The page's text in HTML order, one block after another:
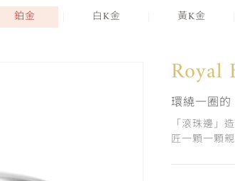
鉑金 白K金 黃K金
Royal
環繞一圈
「滾珠邊」
匠一顆一顆